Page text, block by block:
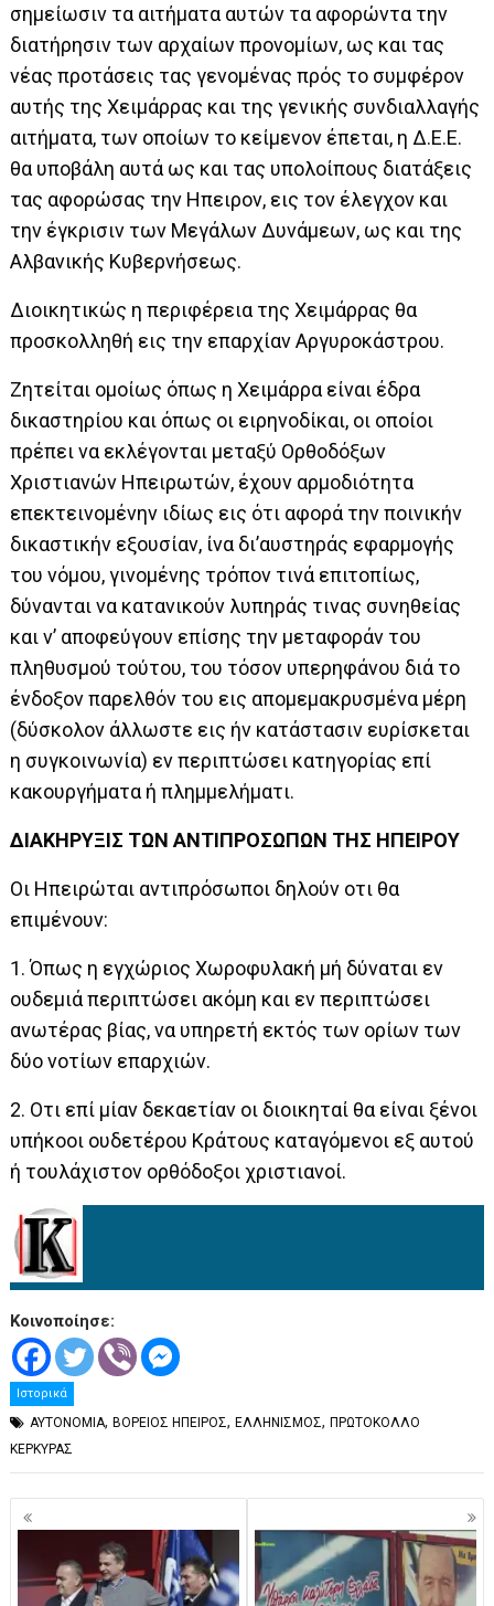
σημείωσιν τα αιτήματα αυτών τα αφορώντα την
διατήρησιν των αρχαίων προνομίων, ως και τας
νέας προτάσεις τας γενομένας πρός το συμφέρον
αυτής της Χειμάρρας και της γενικής συνδιαλλαγής
αιτήματα, των οποίων το κείμενον έπεται, η Δ.Ε.Ε.
θα υποβάλη αυτά ως και τας υπολοίπους διατάξεις
τας αφορώσας την Ηπειρον, εις τον έλεγχον και
την έγκρισιν των Μεγάλων Δυνάμεων, ως και της
Αλβανικής Κυβερνήσεως.
Διοικητικώς η περιφέρεια της Χειμάρρας θα
προσκολληθή εις την επαρχίαν Αργυροκάστρου.
Ζητείται ομοίως όπως η Χειμάρρα είναι έδρα
δικαστηρίου και όπως οι ειρηνοδίκαι, οι οποίοι
πρέπει να εκλέγονται μεταξύ Ορθοδόξων
Χριστιανών Ηπειρωτών, έχουν αρμοδιότητα
επεκτεινομένην ιδίως εις ότι αφορά την ποινικήν
δικαστικήν εξουσίαν, ίνα δι’αυστηράς εφαρμογής
του νόμου, γινομένης τρόπον τινά επιτοπίως,
δύνανται να κατανικούν λυπηράς τινας συνηθείας
και ν’ αποφεύγουν επίσης την μεταφοράν του
πληθυσμού τούτου, του τόσον υπερηφάνου διά το
ένδοξον παρελθόν του εις απομεμακρυσμένα μέρη
(δύσκολον άλλωστε εις ήν κατάστασιν ευρίσκεται
η συγκοινωνία) εν περιπτώσει κατηγορίας επί
κακουργήματα ή πλημμελήματι.
ΔΙΑΚΗΡΥΞΙΣ ΤΩΝ ΑΝΤΙΠΡΟΣΩΠΩΝ ΤΗΣ ΗΠΕΙΡΟΥ
Οι Ηπειρώται αντιπρόσωποι δηλούν οτι θα
επιμένουν:
1. Όπως η εγχώριος Χωροφυλακή μή δύναται εν
ουδεμιά περιπτώσει ακόμη και εν περιπτώσει
ανωτέρας βίας, να υπηρετή εκτός των ορίων των
δύο νοτίων επαρχιών.
2. Οτι επί μίαν δεκαετίαν οι διοικηταί θα είναι ξένοι
υπήκοοι ουδετέρου Κράτους καταγόμενοι εξ αυτού
ή τουλάχιστον ορθόδοξοι χριστιανοί.
Κοινοποίησε:
Ιστορικά
ΑΥΤΟΝΟΜΙΑ,ΒΟΡΕΙΟΣ ΗΠΕΙΡΟΣ,ΕΛΛΗΝΙΣΜΟΣ,ΠΡΩΤΟΚΟΛΛΟ
ΚΕΡΚΥΡΑΣ
Πλοήγηση
άρθρων